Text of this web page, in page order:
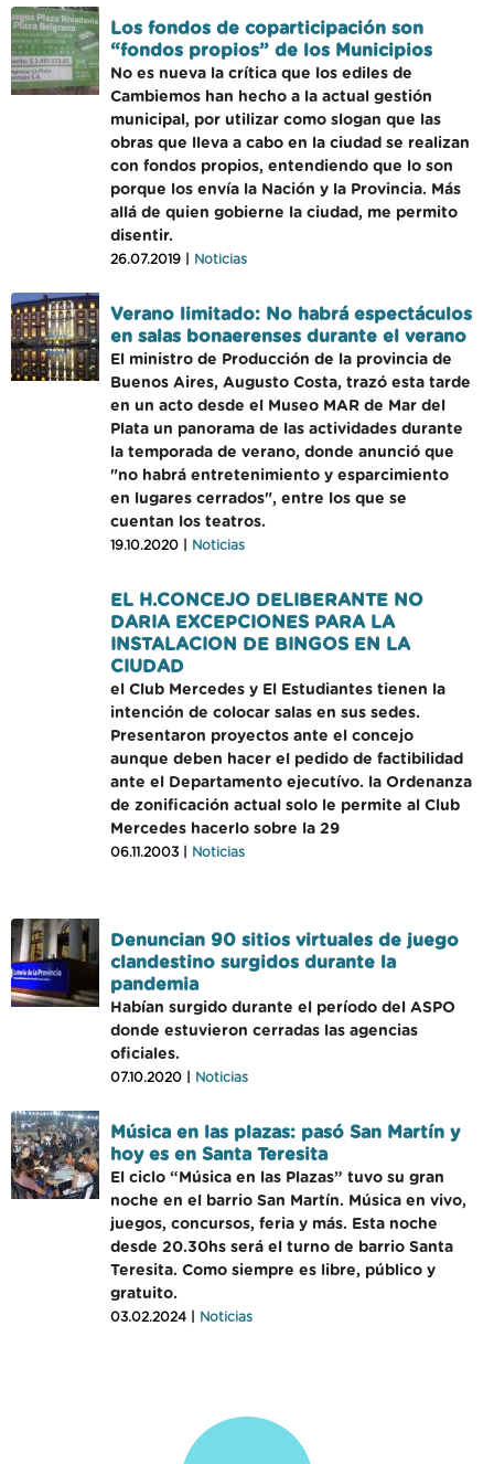
Los fondos de coparticipación son
“fondos propios” de los Municipios
No es nueva la crítica que los ediles de
Cambiemos han hecho a la actual gestión
municipal, por utilizar como slogan que las
obras que lleva a cabo en la ciudad se realizan
con fondos propios, entendiendo que lo son
porque los envía la Nación y la Provincia. Más
allá de quien gobierne la ciudad, me permito
disentir.
26.07.2019 | Noticias
Verano limitado: No habrá espectáculos
en salas bonaerenses durante el verano
El ministro de Producción de la provincia de
Buenos Aires, Augusto Costa, trazó esta tarde
en un acto desde el Museo MAR de Mar del
Plata un panorama de las actividades durante
la temporada de verano, donde anunció que
"no habrá entretenimiento y esparcimiento
en lugares cerrados", entre los que se
cuentan los teatros.
19.10.2020 | Noticias
EL H.CONCEJO DELIBERANTE NO
DARIA EXCEPCIONES PARA LA
INSTALACION DE BINGOS EN LA
CIUDAD
el Club Mercedes y El Estudiantes tienen la
intención de colocar salas en sus sedes.
Presentaron proyectos ante el concejo
aunque deben hacer el pedido de factibilidad
ante el Departamento ejecutívo. la Ordenanza
de zonificación actual solo le permite al Club
Mercedes hacerlo sobre la 29
06.11.2003 | Noticias
Denuncian 90 sitios virtuales de juego
clandestino surgidos durante la
pandemia
Habían surgido durante el período del ASPO
donde estuvieron cerradas las agencias
oficiales.
07.10.2020 | Noticias
Música en las plazas: pasó San Martín y
hoy es en Santa Teresita
El ciclo “Música en las Plazas” tuvo su gran
noche en el barrio San Martín. Música en vivo,
juegos, concursos, feria y más. Esta noche
desde 20.30hs será el turno de barrio Santa
Teresita. Como siempre es libre, público y
gratuito.
03.02.2024 | Noticias